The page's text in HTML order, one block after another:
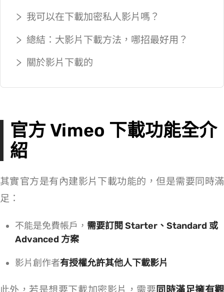
我可以在 Vimeo 下載加密私人影片嗎？
總結：5 大 Vimeo 影片下載方法，哪招最好用？
關於 Vimeo 影片下載的 Q&A
官方 Vimeo 下載功能全介
紹
其實 Vimeo 官方是有內建影片下載功能的，但是需要同時滿
足：
不能是免費帳戶， 需要訂閱 Starter、Standard 或
Advanced 方案
影片創作者有授權允許其他人下載影片